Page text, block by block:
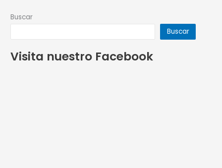
Buscar
Buscar
Visita nuestro Facebook